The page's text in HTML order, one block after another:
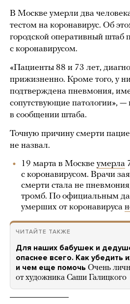
В Москве умерли два
тестом на коронавирус. Об
городской оперативный штаб
с коронавирусом.
«Пациенты 88 и 73 лет,
прижизненно. Кроме того, у
подтверждена пневмония,
сопутствующие патологии», —
в сообщении штаба.
Точную причину смерти
не назвал.
19 марта в Москве умерла
с коронавирусом. Врачи
смерти стала не
тромб. По официальным
умерших от коронавируса
ЧИТАЙТЕ ТАКЖЕ
Для наших бабушек и
опаснее всего. Как убедить
и чем еще помочь Очень
от художника Саши Галицкого